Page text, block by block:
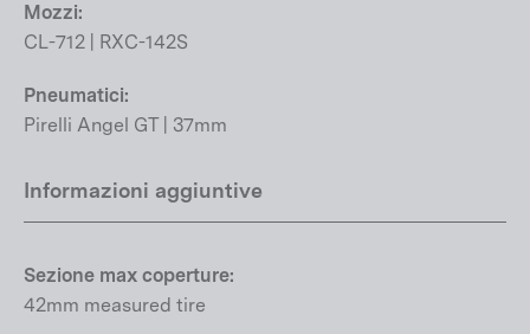
Mozzi:
CL-712 | RXC-142S
Pneumatici:
Pirelli Angel GT | 37mm
Informazioni aggiuntive
Sezione max coperture:
42mm measured tire